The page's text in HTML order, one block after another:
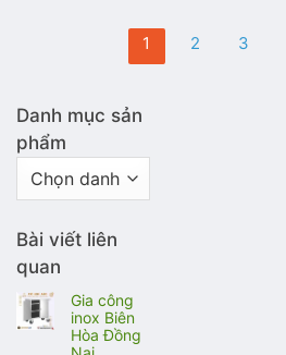
1 2 3
Danh mục sản
phẩm
Bài viết liên
quan
Gia công
inox Biên
Hòa Đồng